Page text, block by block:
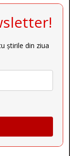
știrile din ziua